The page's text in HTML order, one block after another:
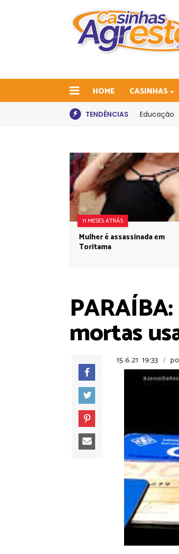
HOME CASINHAS
TENDÊNCIAS Educação
11 MESES ATRÁS
Mulher é assassinada em
Toritama
mortas
15.6.21 19:33 /